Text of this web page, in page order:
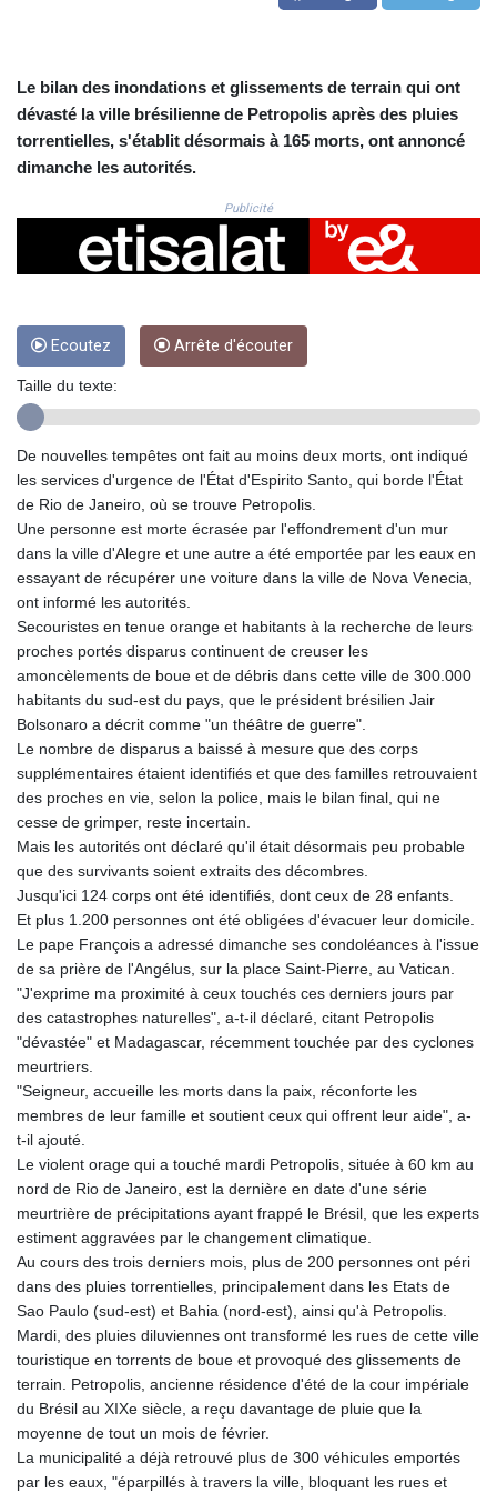
CRC 524.040432
CVE 110.797088
CZK 24.246042
DJF 204.79359
DKK 7.476071
DZD 153.12335
EGP 57.264041
ERN 17.285099
ETB 185.946995
FKP 0.85598
GBP 0.856476
GEL 3.013365
GNF 10117.544985
GTQ 8.790438
GYD 241.021217
HKD 9.039583
ILS 3.465894
IMP 0.85598
INR 109.832114
IQD 1510.141512
ISK 142.406399
JMD 182.616705
JOD 0.817025
KES 149.066921
KHR 4671.006893
KWD 0.356833
KYD 0.960096
LAK 26045.837925
103192.042878
LKR 386.984902
LRD 209.293797
LSL 18.829049
LTL 3.402561
LYD 7.340541
MDL 20.045426
MKD 61.530604
Le bilan des inondations et glissements de terrain qui ont
dévasté la ville brésilienne de Petropolis après des pluies
torrentielles, s'établit désormais à 165 morts, ont annoncé
dimanche les autorités.
Publicité
Ecoutez Arrête d'écouter
Taille du texte:
De nouvelles tempêtes ont fait au moins deux morts, ont indiqué
les services d'urgence de l'État d'Espirito Santo, qui borde l'État
de Rio de Janeiro, où se trouve Petropolis.
Une personne est morte écrasée par l'effondrement d'un mur
dans la ville d'Alegre et une autre a été emportée par les eaux en
essayant de récupérer une voiture dans la ville de Nova Venecia,
ont informé les autorités.
Secouristes en tenue orange et habitants à la recherche de leurs
proches portés disparus continuent de creuser les
amoncèlements de boue et de débris dans cette ville de 300.000
habitants du sud-est du pays, que le président brésilien Jair
Bolsonaro a décrit comme "un théâtre de guerre".
Le nombre de disparus a baissé à mesure que des corps
supplémentaires étaient identifiés et que des familles retrouvaient
des proches en vie, selon la police, mais le bilan final, qui ne
cesse de grimper, reste incertain.
Mais les autorités ont déclaré qu'il était désormais peu probable
que des survivants soient extraits des décombres.
Jusqu'ici 124 corps ont été identifiés, dont ceux de 28 enfants.
Et plus 1.200 personnes ont été obligées d'évacuer leur domicile.
Le pape François a adressé dimanche ses condoléances à l'issue
de sa prière de l'Angélus, sur la place Saint-Pierre, au Vatican.
"J'exprime ma proximité à ceux touchés ces derniers jours par
des catastrophes naturelles", a-t-il déclaré, citant Petropolis
"dévastée" et Madagascar, récemment touchée par des cyclones
meurtriers.
"Seigneur, accueille les morts dans la paix, réconforte les
membres de leur famille et soutient ceux qui offrent leur aide", a-
t-il ajouté.
Le violent orage qui a touché mardi Petropolis, située à 60 km au
nord de Rio de Janeiro, est la dernière en date d'une série
meurtrière de précipitations ayant frappé le Brésil, que les experts
estiment aggravées par le changement climatique.
Au cours des trois derniers mois, plus de 200 personnes ont péri
dans des pluies torrentielles, principalement dans les Etats de
Sao Paulo (sud-est) et Bahia (nord-est), ainsi qu'à Petropolis.
Mardi, des pluies diluviennes ont transformé les rues de cette ville
touristique en torrents de boue et provoqué des glissements de
terrain. Petropolis, ancienne résidence d'été de la cour impériale
du Brésil au XIXe siècle, a reçu davantage de pluie que la
moyenne de tout un mois de février.
La municipalité a déjà retrouvé plus de 300 véhicules emportés
par les eaux, "éparpillés à travers la ville, bloquant les rues et